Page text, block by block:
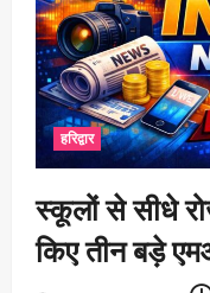
हरिद्वार
स्कूलों से सीधे
किए तीन बड़े